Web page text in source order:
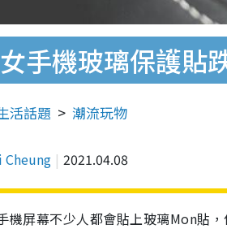
手機玻璃保護貼
活話題 潮流玩物
Cheung 2021.04.08
機屏幕不少人都會貼上玻璃Mon貼